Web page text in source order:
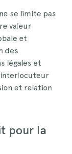
se limite pas
valeur
et
des
légales et
interlocuteur
et relation
pour la